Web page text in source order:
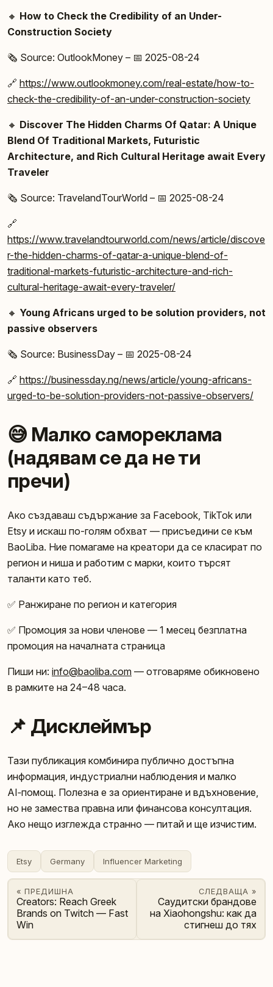
🔸 How to Check the Credibility of an Under-
Construction Society
🗞️ Source: OutlookMoney – 📅 2025-08-24
🔗 https://www.outlookmoney.com/real-estate/how-to-
check-the-credibility-of-an-under-construction-society
🔸 Discover The Hidden Charms Of Qatar: A Unique
Blend Of Traditional Markets, Futuristic
Architecture, and Rich Cultural Heritage await Every
Traveler
🗞️ Source: TravelandTourWorld – 📅 2025-08-24
🔗
https://www.travelandtourworld.com/news/article/discove
r-the-hidden-charms-of-qatar-a-unique-blend-of-
traditional-markets-futuristic-architecture-and-rich-
cultural-heritage-await-every-traveler/
🔸 Young Africans urged to be solution providers, not
passive observers
🗞️ Source: BusinessDay – 📅 2025-08-24
🔗 https://businessday.ng/news/article/young-africans-
urged-to-be-solution-providers-not-passive-observers/
😅 Малко самореклама
(надявам се да не ти
пречи)
Ако създаваш съдържание за Facebook, TikTok или
Etsy и искаш по-голям обхват — присъедини се към
BaoLiba. Ние помагаме на креатори да се класират по
регион и ниша и работим с марки, които търсят
таланти като теб.
✅ Ранжиране по регион и категория
✅ Промоция за нови членове — 1 месец безплатна
промоция на началната страница
Пиши ни: info@baoliba.com — отговаряме обикновено
в рамките на 24–48 часа.
📌 Дисклеймър
Тази публикация комбинира публично достъпна
информация, индустриални наблюдения и малко
AI‑помощ. Полезна е за ориентиране и вдъхновение,
но не замества правна или финансовa консултация.
Ако нещо изглежда странно — питай и ще изчистим.
Etsy Germany Influencer Marketing
« ПРЕДИШНА
Creators: Reach Greek
Brands on Twitch — Fast
Win
СЛЕДВАЩА »
Саудитски брандове
на Xiaohongshu: как да
стигнеш до тях